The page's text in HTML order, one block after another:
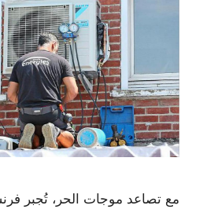
مع تصاعد موجات الحر، تُجبر